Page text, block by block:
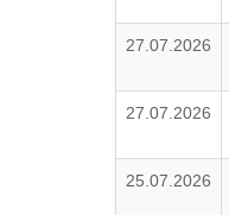
27.07.2026
27.07.2026
25.07.2026